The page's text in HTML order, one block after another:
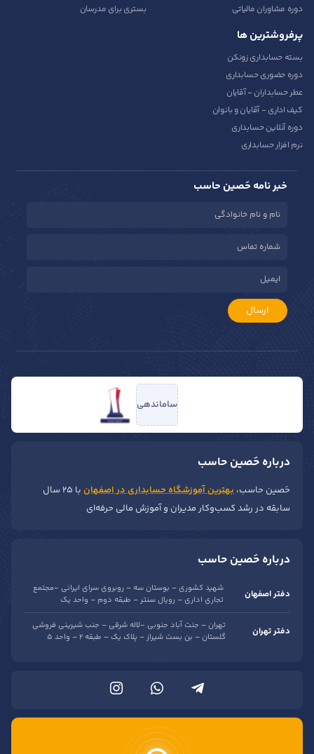
دوره مشاوران مالیاتی
بستری برای مدرسان
پرفروشترین ها
بسته حسابداری زونکن
دوره حضوری حسابداری
عطر حسابداران - آقایان
کیف اداری - آقایان و بانوان
دوره آنلاین حسابداری
نرم افزار حسابداری
خبر نامه حَصین حاسب
ارسال
ساماندهی
درباره حَصین حاسب
حَصین حاسب، بهترین آموزشگاه حسابداری در اصفهان
با ۲۵ سال
سابقه در رشد کسب‌وکار مدیران و آموزش مالی حرفه‌ای
درباره حَصین حاسب
دفتر اصفهان
شهید کشوری – بوستان سه – روبروی سرای ایرانی -مجتمع
تجاری اداری – رویال سنتر – طبقه دوم – واحد یک
دفتر تهران
تهران – جنت آباد جنوبی -لاله شرقی – جنب شیرینی فروشی
گلستان – بن بست شیراز – پلاک یک – طبقه 2 – واحد 5